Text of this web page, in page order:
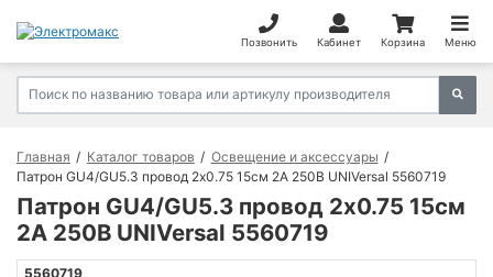
Позвонить Кабинет Корзина Меню
Главная Каталог товаров
Освещение и аксессуары
Патрон GU4/GU5.3 провод 2х0.75 15см 2А 250В UNIVersal 5560719
Патрон GU4/GU5.3 провод 2х0.75 15см
2А 250В UNIVersal 5560719
5560719